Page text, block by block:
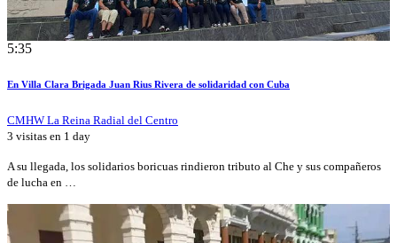
5:35
En Villa Clara Brigada Juan Rius Rivera de solidaridad con Cuba
CMHW La Reina Radial del Centro
3 visitas en 1 day
A su llegada, los solidarios boricuas rindieron tributo al Che y sus compañeros
de lucha en …